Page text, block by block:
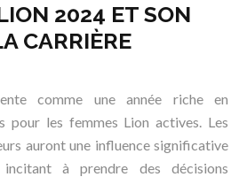
2024 ET SON
CARRIÈRE
comme une année riche en
pour les femmes Lion actives. Les
auront une influence significative
à prendre des décisions